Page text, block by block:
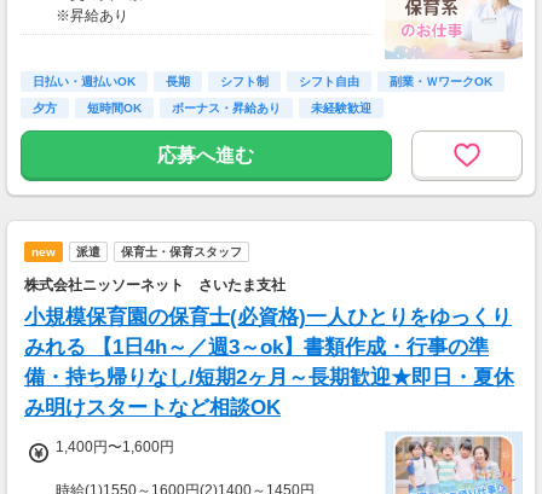
※昇給あり
◎日勤／経験者の場合
・日収(1,800*8)円（時給1,800円×8h）
※資格手当あり（時給50円～UP/資格の種類に
よって異なる）
支払方法：週払い
※週払いOK（規定あり）
→金曜日締め最短翌週火曜日にお給料GET♪
（稼働開始時は手続き完了次第となります）
交通費：別途全額支給
※車・バイク通勤に関して施設により異なる場
日払い・週払いOK 長期 シフト制 シフト自由
副業・ＷワークOK
夕方
短時間OK ボーナス・昇給あり 未経験歓迎
応募へ進む
new 派遣 保育士・保育スタッフ
株式会社ニッソーネット さいたま支社
小規模保育園の保育士(必資格)一人ひとりをゆっくり
みれる 【1日4h～／週3～ok】書類作成・行事の準
備・持ち帰りなし/短期2ヶ月～長期歓迎★即日・夏休
み明けスタートなど相談OK
1,400円〜1,600円
時給(1)1550～1600円(2)1400～1450円